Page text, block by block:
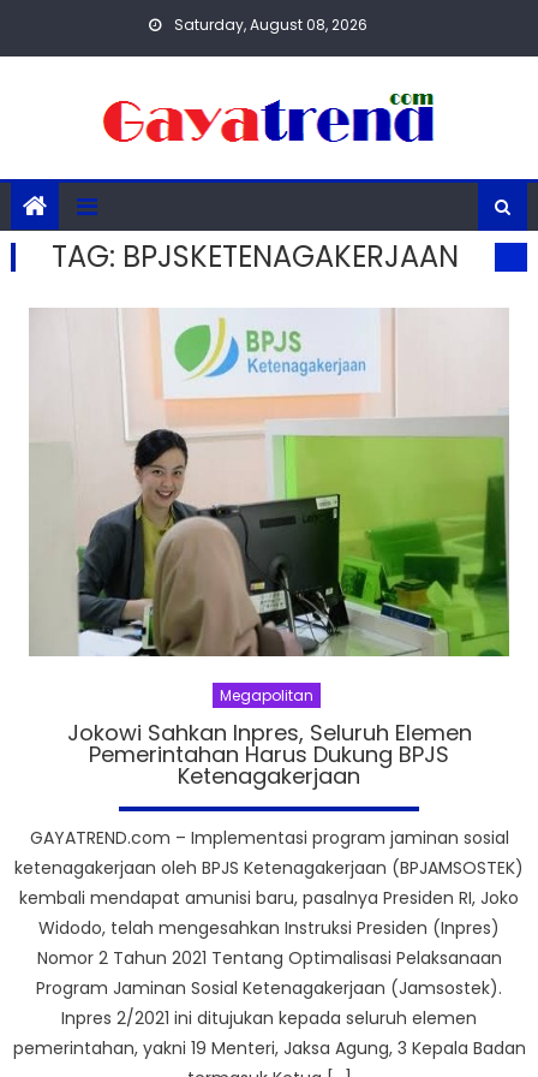
Saturday, August 08, 2026
TAG: BPJSKETENAGAKERJAAN
Megapolitan
Jokowi Sahkan Inpres, Seluruh Elemen
Pemerintahan Harus Dukung BPJS
Ketenagakerjaan
GAYATREND.com – Implementasi program jaminan sosial
ketenagakerjaan oleh BPJS Ketenagakerjaan (BPJAMSOSTEK)
kembali mendapat amunisi baru, pasalnya Presiden RI, Joko
Widodo, telah mengesahkan Instruksi Presiden (Inpres)
Nomor 2 Tahun 2021 Tentang Optimalisasi Pelaksanaan
Program Jaminan Sosial Ketenagakerjaan (Jamsostek).
Inpres 2/2021 ini ditujukan kepada seluruh elemen
pemerintahan, yakni 19 Menteri, Jaksa Agung, 3 Kepala Badan